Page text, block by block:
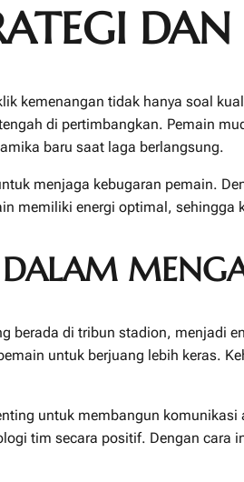
kemenangan tidak hanya soal
di pertimbangkan. Pemain
baru saat laga berlangsung.
menjaga kebugaran pemain.
memiliki energi optimal,
DALAM
berada di tribun stadion,
untuk berjuang lebih keras.
untuk membangun
tim secara positif. Dengan cara